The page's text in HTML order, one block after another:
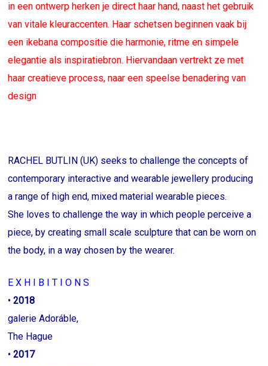
in een ontwerp herken je direct haar hand, naast het gebruik
van vitale kleuraccenten. Haar schetsen beginnen vaak bij
een ikebana compositie die harmonie, ritme en simpele
elegantie als inspiratiebron. Hiervandaan vertrekt ze met
haar creatieve process, naar een speelse benadering van
design
RACHEL BUTLIN (UK) seeks to challenge the concepts of
contemporary interactive and wearable jewellery producing
a range of high end, mixed material wearable pieces.
She loves to challenge the way in which people perceive a
piece, by creating small scale sculpture that can be worn on
the body, in a way chosen by the wearer.
E X H I B I T I O N S
•2018
galerie Adoráble,
The Hague
•2017